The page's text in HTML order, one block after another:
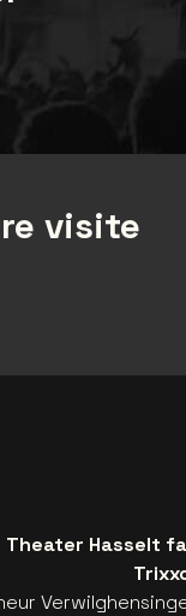
visite
Theater Hasselt